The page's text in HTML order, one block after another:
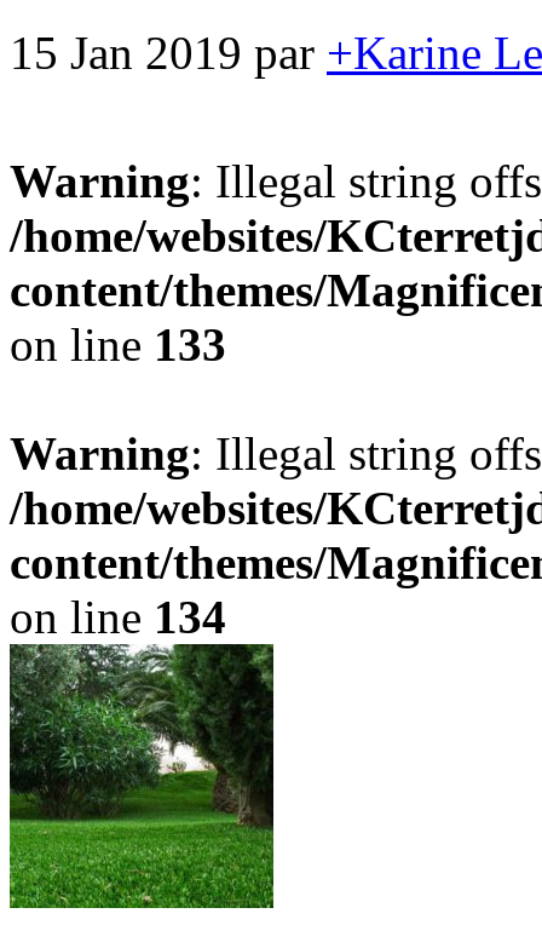
15 Jan 2019 par +Karine
Warning: Illegal string
/home/websites/
content/themes/
on line 133
Warning: Illegal string
/home/websites/
content/themes/
on line 134